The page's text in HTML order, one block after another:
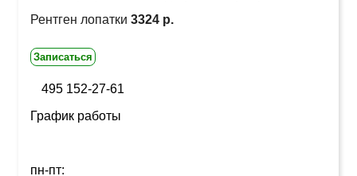
Рентген лопатки 3324 р.
Записаться
495 152-27-61
График работы
пн-пт: